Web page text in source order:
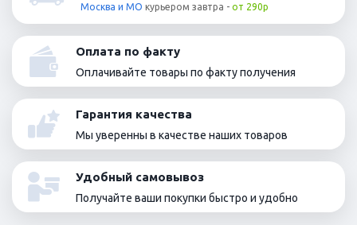
Москва и МО курьером завтра - от 290р
Оплата по факту
Оплачивайте товары по факту получения
Гарантия качества
Мы уверенны в качестве наших товаров
Удобный самовывоз
Получайте ваши покупки быстро и удобно